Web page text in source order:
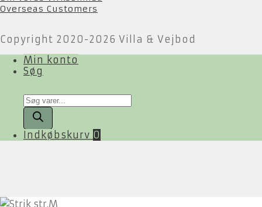
Overseas Customers
Copyright 2020-2026 Villa & Vejbod
Min konto
Søg
Products
search
Indkøbskurv 0